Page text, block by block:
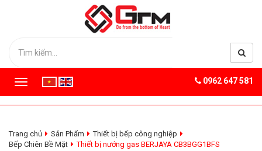
T
o
g
e
0962 647 581
Trang chủ Sản Phẩm
Thiết bị bếp công nghiệp
Bếp Chiên Bề Mặt
Thiết bị nướng gas BERJAYA CB3BGG1BFS